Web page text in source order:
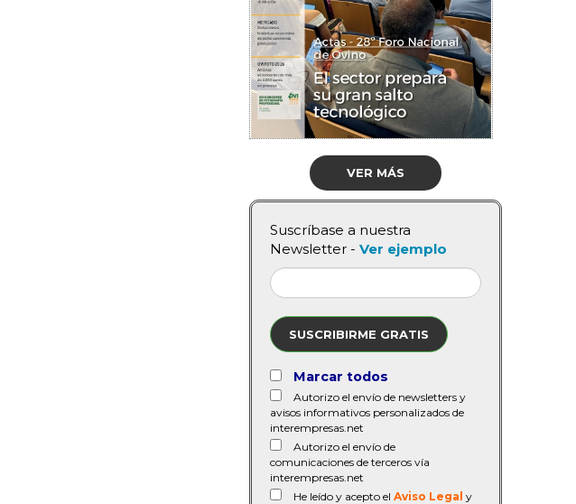
VER MÁS
Suscríbase a nuestra
Newsletter - Ver ejemplo
SUSCRIBIRME GRATIS
Marcar todos
Autorizo el envío de newsletters y
avisos informativos personalizados de
interempresas.net
Autorizo el envío de
comunicaciones de terceros vía
interempresas.net
He leído y acepto el Aviso Legal y